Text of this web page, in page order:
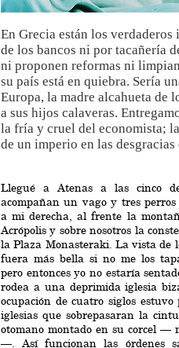
En Grecia están los
de los bancos ni por tacañería
ni proponen reformas ni
su país está en quiebra. Sería
Europa, la madre alcahueta de
a sus hijos calaveras.
la fría y cruel del economista;
de un imperio en las desgracias
Llegué a Atenas a las cinco
acompañan un vago y tres
a mi derecha, al frente la
Acrópolis y sobre nosotros la
la Plaza Monasteraki. La vista de
fuera más bella si no me los
pero entonces yo no estaría
rodea a una deprimida iglesia
ocupación de cuatro siglos
iglesias que sobrepasaran la
otomano montado en su corcel —
—. Así funcionan las órdenes